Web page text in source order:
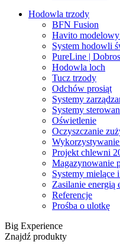
Hodowla trzody
BFN Fusion
Havito modelowy
System hodowli
PureLine |
Hodowla loch
Tucz trzody
Odchów prosiąt
Systemy
Systemy
Oświetlenie
Oczyszczanie
Projekt chlewni
Magazynowanie
Systemy mielące
Zasilanie energią
Referencje
Prośba o ulotkę
Big Experience
Znajdź produkty